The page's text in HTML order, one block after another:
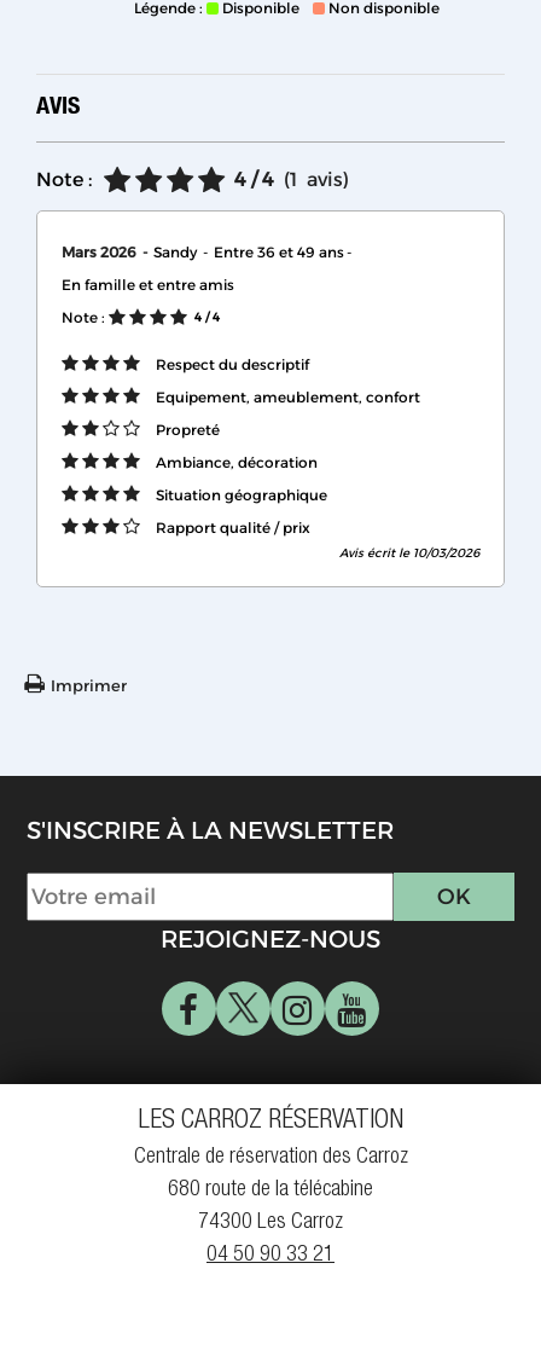
Légende : Disponible Non disponible
AVIS
Note : 4 / 4 (1 avis)
Mars 2026 Sandy
Entre 36 et 49 ans
En famille et entre amis
Note :
4 / 4
Respect du descriptif
Equipement, ameublement, confort
Propreté
Ambiance, décoration
Situation géographique
Rapport qualité / prix
Avis écrit le 10/03/2026
Imprimer
S'INSCRIRE À LA NEWSLETTER
REJOIGNEZ-NOUS
LES CARROZ RÉSERVATION
Centrale de réservation des Carroz
680 route de la télécabine
74300 Les Carroz
04 50 90 33 21